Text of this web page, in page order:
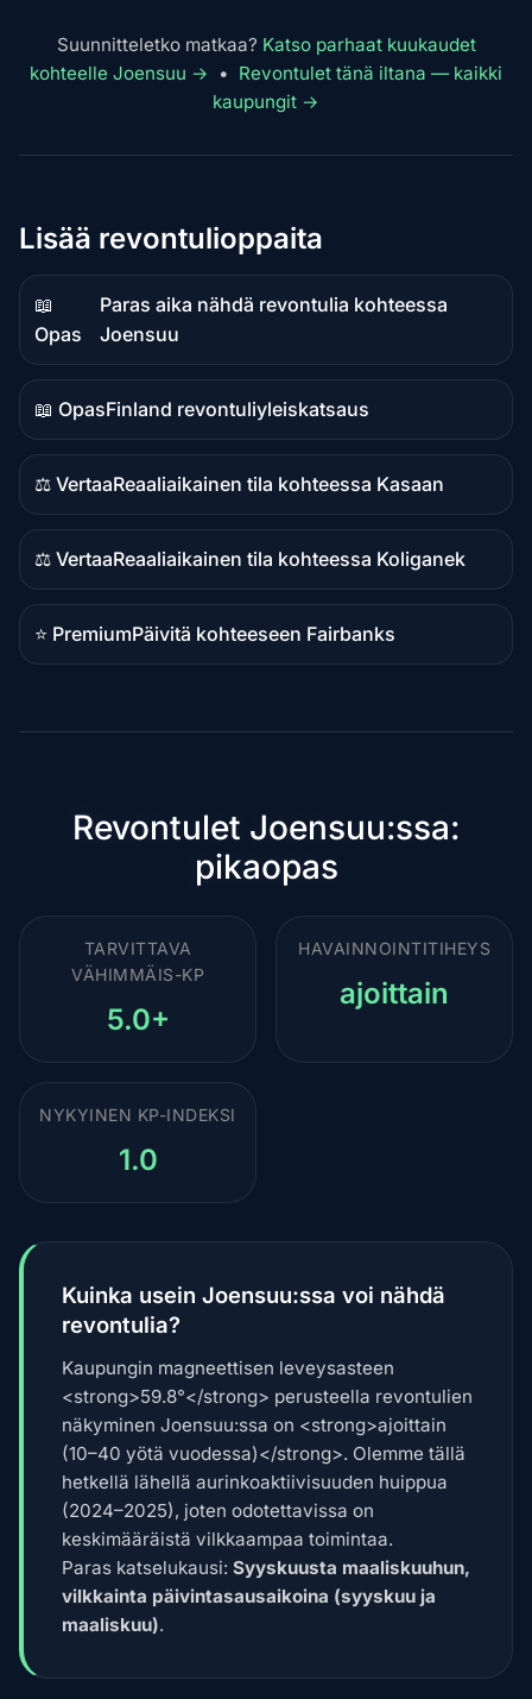
Suunnitteletko matkaa? Katso parhaat kuukaudet
kohteelle Joensuu →
• Revontulet tänä iltana — kaikki
kaupungit →
Lisää revontulioppaita
📖
Opas
Oppaan
sisältö
Paras aika nähdä revontulia kohteessa
Joensuu
📖 Opas
Oppaan
sisältö
Finland revontuliyleiskatsaus
⚖️ Vertaa
Vertailusisältö
Reaaliaikainen tila kohteessa Kasaan
⚖️ Vertaa
Vertailusisältö
Reaaliaikainen tila kohteessa Koliganek
⭐ Premium
Premium-
Päivitä kohteeseen Fairbanks
Revontulet Joensuu:ssa:
pikaopas
TARVITTAVA
VÄHIMMÄIS-KP
5.0+
HAVAINNOINTITIHEYS
ajoittain
NYKYINEN KP-INDEKSI
1.0
Kuinka usein Joensuu:ssa voi nähdä
revontulia?
Kaupungin magneettisen leveysasteen
<strong>59.8°</strong> perusteella revontulien
näkyminen Joensuu:ssa on <strong>ajoittain
(10–40 yötä vuodessa)</strong>. Olemme tällä
hetkellä lähellä aurinkoaktiivisuuden huippua
(2024–2025), joten odotettavissa on
keskimääräistä vilkkaampaa toimintaa.
Paras katselukausi: Syyskuusta maaliskuuhun,
vilkkainta päivintasausaikoina (syyskuu ja
maaliskuu).